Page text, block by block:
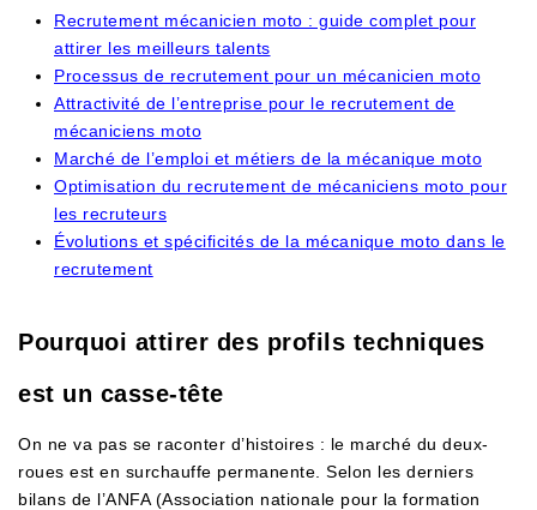
Recrutement mécanicien moto : guide complet pour
attirer les meilleurs talents
Processus de recrutement pour un mécanicien moto
Attractivité de l’entreprise pour le recrutement de
mécaniciens moto
Marché de l’emploi et métiers de la mécanique moto
Optimisation du recrutement de mécaniciens moto pour
les recruteurs
Évolutions et spécificités de la mécanique moto dans le
recrutement
Pourquoi attirer des profils techniques
est un casse-tête
On ne va pas se raconter d’histoires : le marché du deux-
roues est en surchauffe permanente. Selon les derniers
bilans de l’ANFA (Association nationale pour la formation